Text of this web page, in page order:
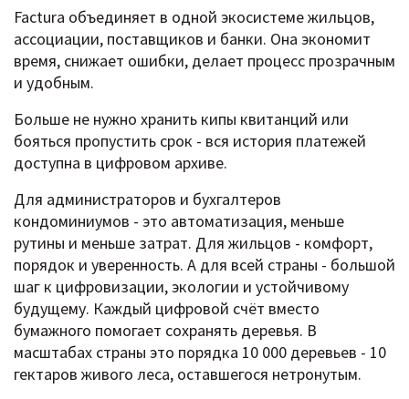
Factura объединяет в одной экосистеме жильцов,
ассоциации, поставщиков и банки. Она экономит
время, снижает ошибки, делает процесс прозрачным
и удобным.
Больше не нужно хранить кипы квитанций или
бояться пропустить срок - вся история платежей
доступна в цифровом архиве.
Для администраторов и бухгалтеров
кондоминиумов - это автоматизация, меньше
рутины и меньше затрат. Для жильцов - комфорт,
порядок и уверенность. А для всей страны - большой
шаг к цифровизации, экологии и устойчивому
будущему. Каждый цифровой счёт вместо
бумажного помогает сохранять деревья. В
масштабах страны это порядка 10 000 деревьев - 10
гектаров живого леса, оставшегося нетронутым.